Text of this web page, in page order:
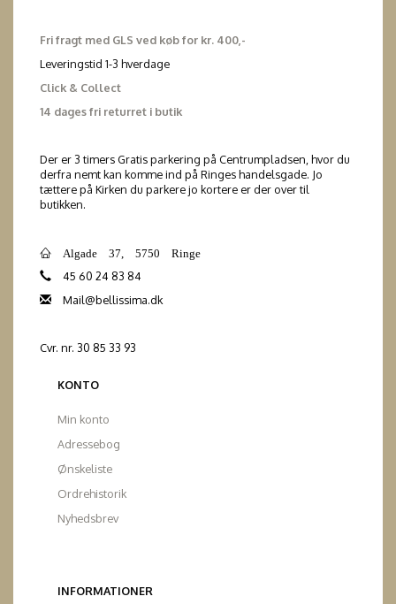
Fri fragt med GLS ved køb for kr. 400,-
Leveringstid 1-3 hverdage
Click & Collect
14 dages fri returret i butik
Der er 3 timers Gratis parkering på Centrumpladsen, hvor du
derfra nemt kan komme ind på Ringes handelsgade. Jo
tættere på Kirken du parkere jo kortere er der over til
butikken.
Algade 37, 5750 Ringe
45 60 24 83 84
Mail@bellissima.dk
Cvr. nr. 30 85 33 93
KONTO
Min konto
Adressebog
Ønskeliste
Ordrehistorik
Nyhedsbrev
INFORMATIONER